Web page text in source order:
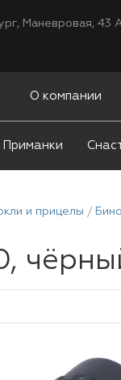
Маневровая, 43
О компании
Приманки
и прицелы